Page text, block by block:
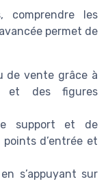
comprendre les
permet de
de vente grâce à
et des figures
support et de
d’entrée et
s’appuyant sur